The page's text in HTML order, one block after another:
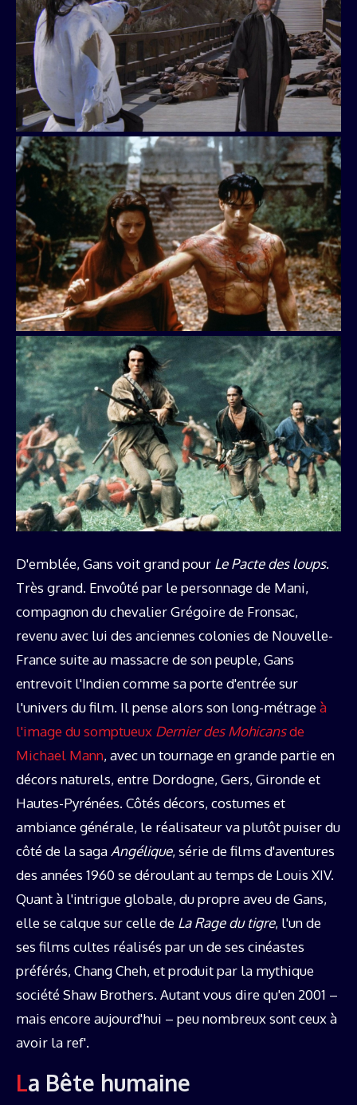
D'emblée, Gans voit grand pour Le Pacte des loups.
Très grand. Envoûté par le personnage de Mani,
compagnon du chevalier Grégoire de Fronsac,
revenu avec lui des anciennes colonies de Nouvelle-
France suite au massacre de son peuple, Gans
entrevoit l'Indien comme sa porte d'entrée sur
l'univers du film. Il pense alors son long-métrageà
l'image du somptueux Dernier des Mohicansde
Michael Mann, avec un tournage en grande partie en
décors naturels, entre Dordogne, Gers, Gironde et
Hautes-Pyrénées. Côtés décors, costumes et
ambiance générale, le réalisateur va plutôt puiser du
côté de la sagaAngélique, série de films d'aventures
des années 1960 se déroulant au temps de Louis XIV.
Quant à l'intrigue globale, du propre aveu de Gans,
elle se calque sur celle de La Rage du tigre, l'un de
ses films cultes réalisés par un de ses cinéastes
préférés, Chang Cheh, et produit par la mythique
société Shaw Brothers. Autant vous dire qu'en 2001 –
mais encore aujourd'hui – peu nombreux sont ceux à
avoir la ref'.
La Bête humaine